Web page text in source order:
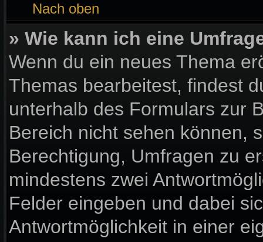
Nach oben
» Wie kann ich eine
Wenn du ein neues Thema
Themas bearbeitest, findest
unterhalb des Formulars zur
Bereich nicht sehen können,
Berechtigung, Umfragen zu
mindestens zwei
Felder eingeben und dabei
Antwortmöglichkeit in einer